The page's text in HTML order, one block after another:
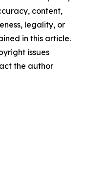
content,
legality, or
in this article.
issues
the author